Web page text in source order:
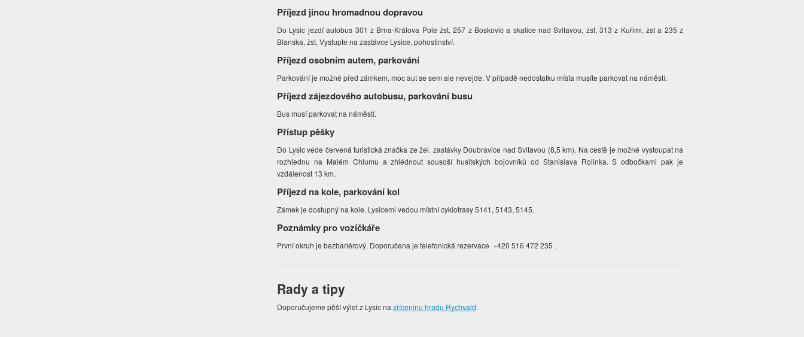
Příjezd jinou hromadnou dopravou
Do Lysic jezdí autobus 301 z Brna-Králova Pole žst, 257 z Boskovic a skalice nad Svitavou, žst, 313 z Kuřimi, žst a 235 z
Blanska, žst. Vystupte na zastávce Lysice, pohostinství.
Příjezd osobním autem, parkování
Parkování je možné před zámkem, moc aut se sem ale nevejde. V případě nedostatku místa musíte parkovat na náměstí.
Příjezd zájezdového autobusu, parkování busu
Bus musí parkovat na náměstí.
Přístup pěšky
Do Lysic vede červená turistická značka ze žel. zastávky Doubravice nad Svitavou (8,5 km). Na cestě je možné vystoupat na
rozhlednu na Malém Chlumu a zhlédnout sousoší husitských bojovníků od Stanislava Rolinka. S odbočkami pak je
vzdálenost 13 km.
Příjezd na kole, parkování kol
Zámek je dostupný na kole. Lysicemi vedou místní cyklotrasy 5141, 5143, 5145.
Poznámky pro vozíčkáře
První okruh je bezbariérový. Doporučena je telefonická rezervace +420 516 472 235 .
Rady a tipy
Doporučujeme pěší výlet z Lysic nazříceninu hradu Rychvald.